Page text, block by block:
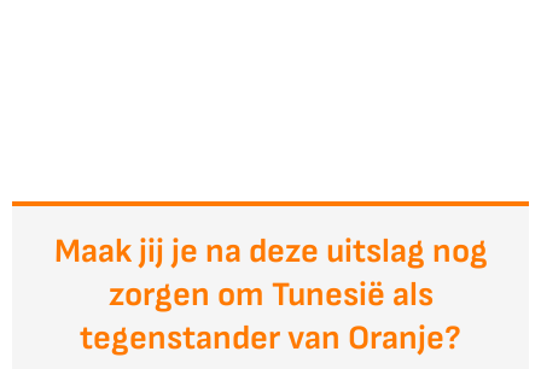
Maak jij je na deze uitslag nog
zorgen om Tunesië als
tegenstander van Oranje?